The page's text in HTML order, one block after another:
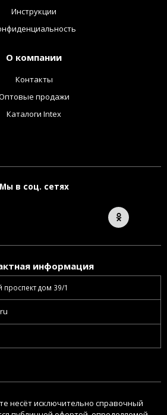
Инструкции
О компании
Контакты
продажи
Каталоги Intex
Мы в соц. сетях
информация
дом 39/1
несёт исключительно справочный